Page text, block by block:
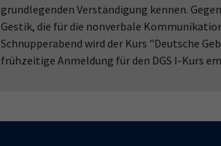
grundlegenden Verständigung kennen.
Gestik, die für die nonverbale
Schnupperabend wird der Kurs "Deutsche
frühzeitige Anmeldung für den DGS I-Kurs